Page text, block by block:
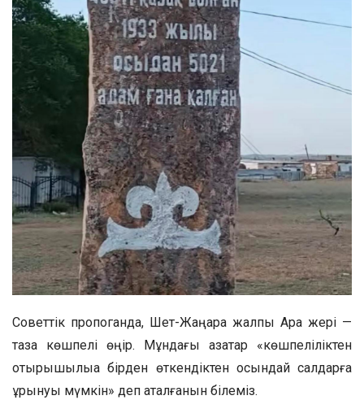
Советтік пропоганда, Шет-Жаңарқа жалпы Арқа жері —
таза көшпелі өңір. Мұндағы қазақтар «көшпеліліктен
отырықшылыққа бірден өткендіктен осындай салдарға
ұрынуы мүмкін» деп ақталғанын білеміз.